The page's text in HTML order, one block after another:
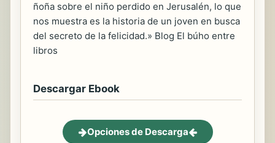
ñoña sobre el niño perdido en Jerusalén, lo que
nos muestra es la historia de un joven en busca
del secreto de la felicidad.» Blog El búho entre
libros
Descargar Ebook
Opciones de Descarga